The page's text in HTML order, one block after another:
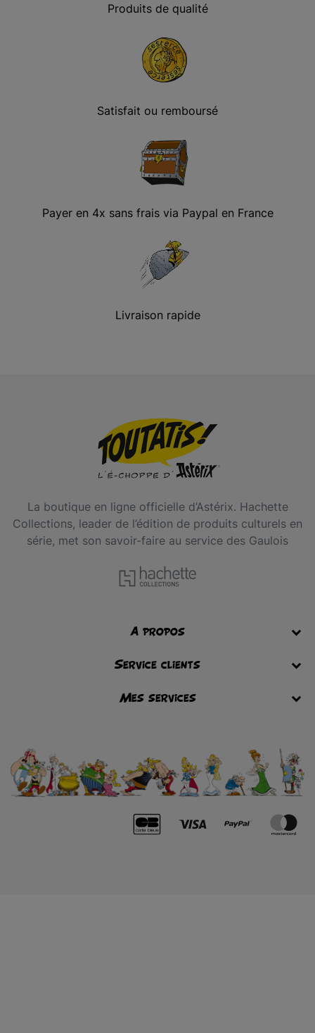
Produits de qualité
Satisfait ou remboursé
Payer en 4x sans frais via Paypal en France
Livraison rapide
La boutique en ligne officielle d’Astérix. Hachette
Collections, leader de l’édition de produits culturels en
série, met son savoir-faire au service des Gaulois
A propos
Service clients
Mes services